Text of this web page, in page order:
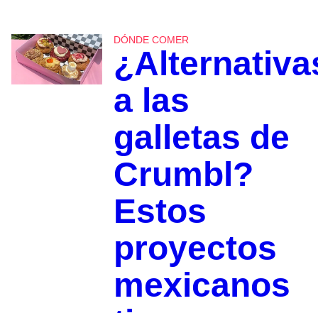
DÓNDE COMER
a las
galletas de
Crumbl?
Estos
proyectos
mexicanos